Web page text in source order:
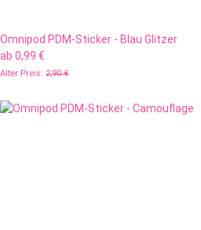
Omnipod PDM-Sticker - Blau Glitzer
ab 0,99 €
Alter Preis: 2,90 €